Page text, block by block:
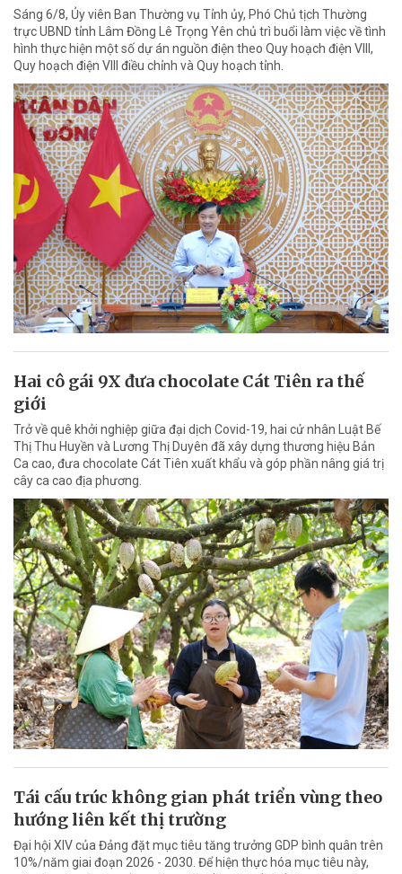
Sáng 6/8, Ủy viên Ban Thường vụ Tỉnh ủy, Phó Chủ tịch Thường
trực UBND tỉnh Lâm Đồng Lê Trọng Yên chủ trì buổi làm việc về tình
hình thực hiện một số dự án nguồn điện theo Quy hoạch điện VIII,
Quy hoạch điện VIII điều chỉnh và Quy hoạch tỉnh.
Hai cô gái 9X đưa chocolate Cát Tiên ra thế
giới
Trở về quê khởi nghiệp giữa đại dịch Covid-19, hai cử nhân Luật Bế
Thị Thu Huyền và Lương Thị Duyên đã xây dựng thương hiệu Bản
Ca cao, đưa chocolate Cát Tiên xuất khẩu và góp phần nâng giá trị
cây ca cao địa phương.
Tái cấu trúc không gian phát triển vùng theo
hướng liên kết thị trường
Đại hội XIV của Đảng đặt mục tiêu tăng trưởng GDP bình quân trên
10%/năm giai đoạn 2026 - 2030. Để hiện thực hóa mục tiêu này,